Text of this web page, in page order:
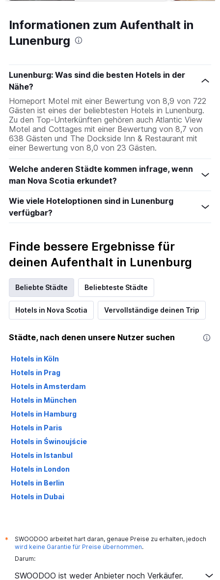
Informationen zum Aufenthalt in
Lunenburg
Lunenburg: Was sind die besten Hotels in der
Nähe?
Homeport Motel mit einer Bewertung von 8,9 von 722
Gästen ist eines der beliebtesten Hotels in Lunenburg.
Zu den Top-Unterkünften gehören auch Atlantic View
Motel and Cottages mit einer Bewertung von 8,7 von
638 Gästen und The Dockside Inn & Restaurant mit
einer Bewertung von 8,0 von 23 Gästen.
Welche anderen Städte kommen infrage, wenn
man Nova Scotia erkundet?
Wie viele Hoteloptionen sind in Lunenburg
verfügbar?
Finde bessere Ergebnisse für
deinen Aufenthalt in Lunenburg
Beliebte Städte Beliebteste Städte
Hotels in Nova Scotia Vervollständige deinen Trip
Städte, nach denen unsere Nutzer suchen
Hotels in Köln
Hotels in Prag
Hotels in Amsterdam
Hotels in München
Hotels in Hamburg
Hotels in Paris
Hotels in Świnoujście
Hotels in Istanbul
Hotels in London
Hotels in Berlin
Hotels in Dubai
*
SWOODOO arbeitet hart daran, genaue Preise zu erhalten, jedoch
wird keine Garantie für Preise übernommen.
Darum:
SWOODOO ist weder Anbieter noch Verkäufer.